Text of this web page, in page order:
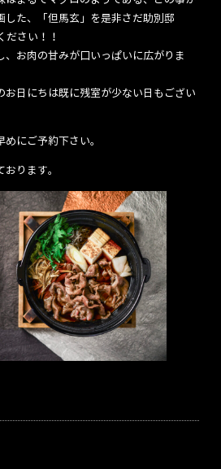
した、「但馬玄」を是非さだ助別邸
ださい！！
、お肉の甘みが口いっぱいに広がりま
お日にちは既に残室が少ない日もござい
にご予約下さい。
ります。